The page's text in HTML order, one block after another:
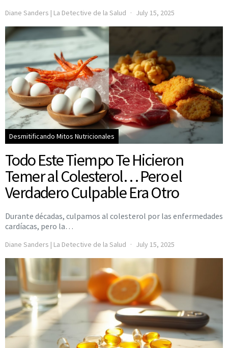
Diane Sanders | La Detective de la Salud July 15, 2025
Desmitificando Mitos Nutricionales
Todo Este Tiempo Te Hicieron
Temer al Colesterol… Pero el
Verdadero Culpable Era Otro
Durante décadas, culpamos al colesterol por las enfermedades
cardíacas, pero la…
Diane Sanders | La Detective de la Salud July 15, 2025